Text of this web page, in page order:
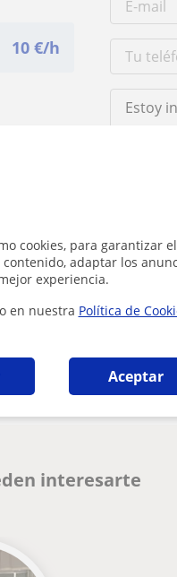
cookies, para garantizar el
adaptar los
experiencia.
en nuestra Política de
Aceptar
10 €/h
interesarte